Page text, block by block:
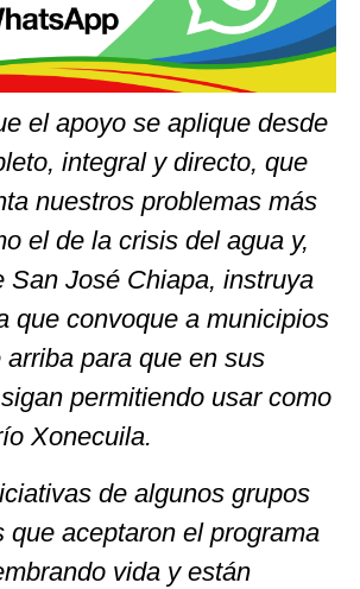
el apoyo se aplique desde
integral y directo, que
nuestros problemas más
el de la crisis del agua y,
San José Chiapa, instruya
que convoque a municipios
para que en sus
permitiendo usar como
Xonecuila.
de algunos grupos
que aceptaron el programa
vida y están